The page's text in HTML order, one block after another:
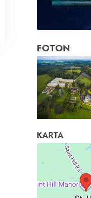
FOTON
KARTA